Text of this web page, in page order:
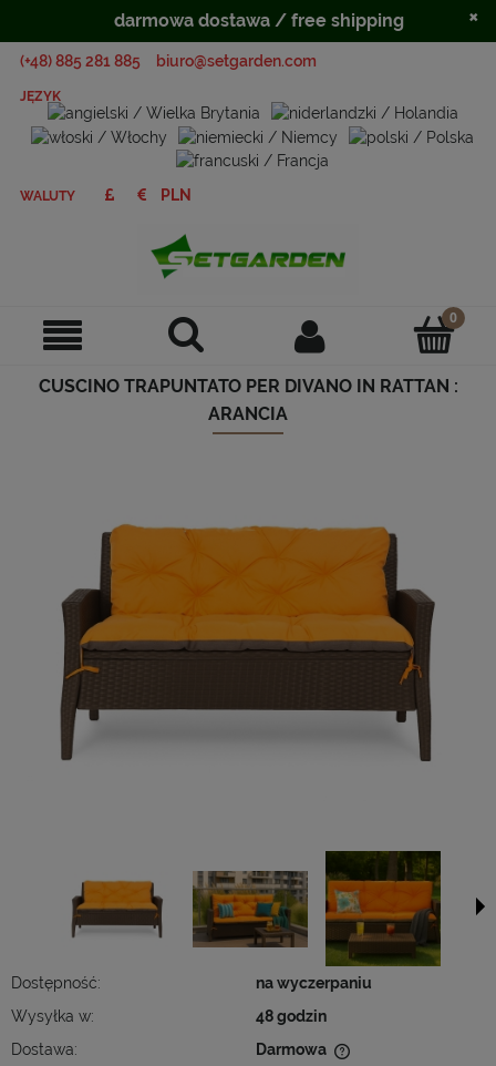
(+48) 885 281 885 biuro@setgarden.com
JĘZYK
WALUTY
CUSCINO TRAPUNTATO PER DIVANO IN RATTAN :
ARANCIA
Dostępność:
na wyczerpaniu
Wysyłka w:
48 godzin
Dostawa:
Darmowa
darmowa dostawa / free shipping ×